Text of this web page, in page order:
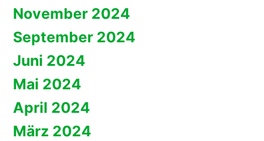
November 2024
September 2024
Juni 2024
Mai 2024
April 2024
März 2024